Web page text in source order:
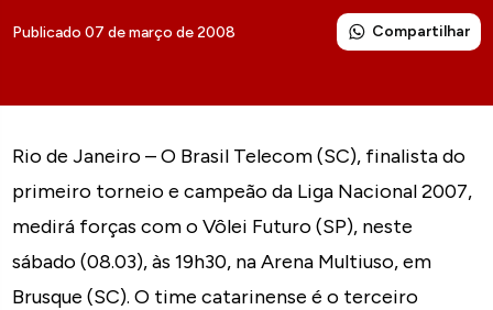
Publicado 07 de março de 2008 Compartilhar
Rio de Janeiro – O Brasil Telecom (SC), finalista do
primeiro torneio e campeão da Liga Nacional 2007,
medirá forças com o Vôlei Futuro (SP), neste
sábado (08.03), às 19h30, na Arena Multiuso, em
Brusque (SC). O time catarinense é o terceiro